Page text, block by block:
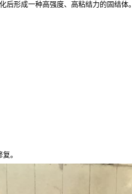
形成一种高强度、高粘结力的固结体。
。